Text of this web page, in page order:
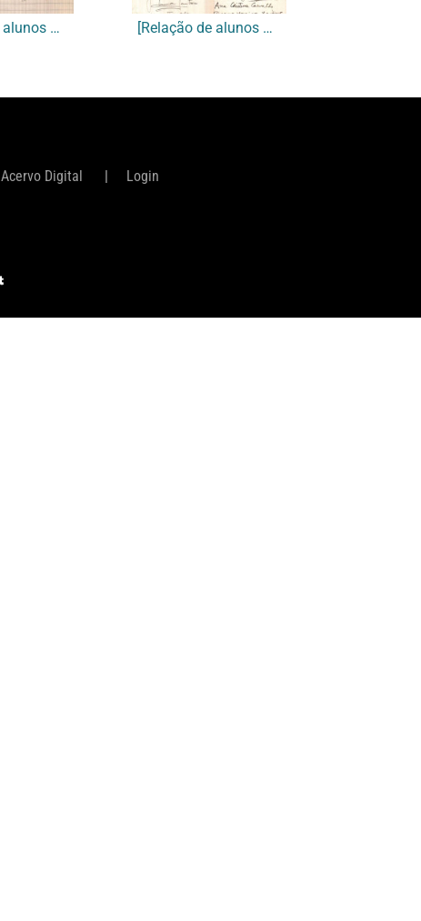
[Relação de alunos presentes] [Relação de alunos presentes]
Acervo Digital Login